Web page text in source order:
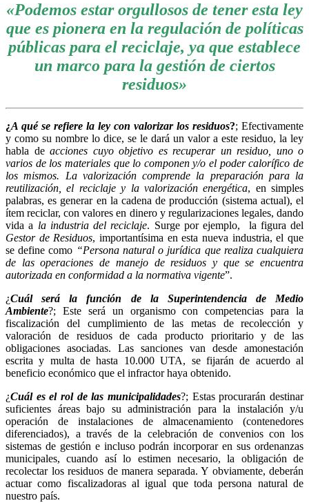
«Podemos estar orgullosos de tener esta ley
que es pionera en la regulación de políticas
públicas para el reciclaje, ya que establece
un marco para la gestión de ciertos
residuos»
¿A qué se refiere la ley con valorizar los residuos?; Efectivamente
y como su nombre lo dice, se le dará un valor a este residuo, la ley
habla de acciones cuyo objetivo es recuperar un residuo, uno o
varios de los materiales que lo componen y/o el poder calorífico de
los mismos. La valorización comprende la preparación para la
reutilización, el reciclaje y la valorización energética, en simples
palabras, es generar en la cadena de producción (sistema actual), el
ítem reciclar, con valores en dinero y regularizaciones legales, dando
vida a la industria del reciclaje. Surge por ejemplo, la figura del
Gestor de Residuos, importantísima en esta nueva industria, el que
se define como “Persona natural o jurídica que realiza cualquiera
de las operaciones de manejo de residuos y que se encuentra
autorizada en conformidad a la normativa vigente”.
¿Cuál será la función de la Superintendencia de Medio
Ambiente?; Este será un organismo con competencias para la
fiscalización del cumplimiento de las metas de recolección y
valoración de residuos de cada producto prioritario y de las
obligaciones asociadas. Las sanciones van desde amonestación
escrita y multa de hasta 10.000 UTA, se fijarán de acuerdo al
beneficio económico que el infractor haya obtenido.
¿Cuál es el rol de las municipalidades?; Estas procurarán destinar
suficientes áreas bajo su administración para la instalación y/u
operación de instalaciones de almacenamiento (contenedores
diferenciados), a través de la celebración de convenios con los
sistemas de gestión e incluso podrán incorporar en sus ordenanzas
municipales, cuando así lo estimen necesario, la obligación de
recolectar los residuos de manera separada. Y obviamente, deberán
actuar como fiscalizadoras al igual que toda persona natural de
nuestro país.